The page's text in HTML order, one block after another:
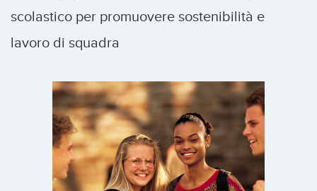
scolastico per promuovere sostenibilità e
lavoro di squadra